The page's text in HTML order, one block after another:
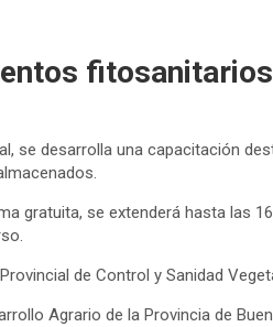
fitosanitarios
, se desarrolla una capacitación
gratuita, se extenderá hasta las
de Control y Sanidad
Agrario de la Provincia de